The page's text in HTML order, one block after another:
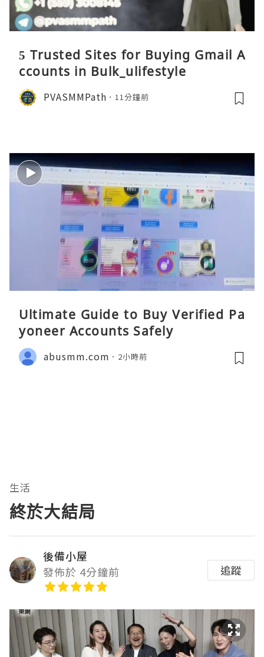
5 Trusted Sites for Buying Gmail A
ccounts in Bulk_ulifestyle
PVASMMPath 11分鐘前
Ultimate Guide to Buy Verified Pa
yoneer Accounts Safely
abusmm.com 2小時前
生活
終於大結局
後備小屋
發佈於 4分鐘前
追蹤